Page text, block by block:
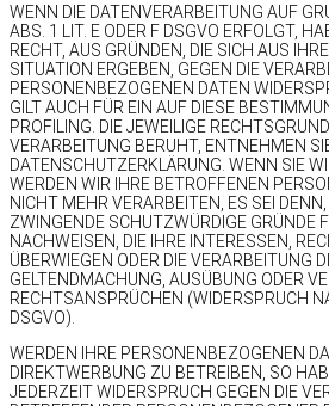
WENN DIE DATENVERARBEITUNG AUF
ABS. 1 LIT. E ODER F DSGVO ERFOLGT,
RECHT, AUS GRÜNDEN, DIE SICH AUS
SITUATION ERGEBEN, GEGEN DIE
PERSONENBEZOGENEN DATEN
GILT AUCH FÜR EIN AUF DIESE
PROFILING. DIE JEWEILIGE
VERARBEITUNG BERUHT, ENTNEHMEN
DATENSCHUTZERKLÄRUNG. WENN SIE
WERDEN WIR IHRE BETROFFENEN
NICHT MEHR VERARBEITEN, ES SEI
ZWINGENDE SCHUTZWÜRDIGE GRÜNDE
NACHWEISEN, DIE IHRE INTERESSEN,
ÜBERWIEGEN ODER DIE VERARBEITUNG
GELTENDMACHUNG, AUSÜBUNG ODER
RECHTSANSPRÜCHEN (WIDERSPRUCH
DSGVO).
WERDEN IHRE PERSONENBEZOGENEN
DIREKTWERBUNG ZU BETREIBEN, SO
JEDERZEIT WIDERSPRUCH GEGEN DIE